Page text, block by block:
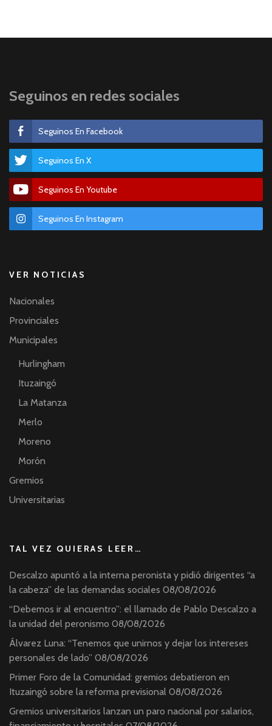
Seguinos en redes sociales
Seguinos En Facebook
Seguinos En X
Seguinos En Youtube
Seguinos En Instagram
VER NOTICIAS
Nacionales
Provinciales
Municipales
Hurlingham
Ituzaingó
La Matanza
Merlo
Moreno
Morón
Gremios
Universitarias
TAL VEZ QUIERAS LEER…
Descalzo apuntó a la interna peronista y pidió dirigentes “a
la cabeza” de las demandas sociales 08/08/2026
“Debemos ir al encuentro”: el llamado de Pablo Descalzo a
la unidad del peronismo 08/08/2026
Álvarez Luna: “Tenemos que unirnos y dejar los intereses
personales de lado” 08/08/2026
Primer Foro de la Comunidad: gremios debatieron en
Ituzaingó sobre la reforma previsional 08/08/2026
Gremios universitarios lanzan un paro nacional por salarios,